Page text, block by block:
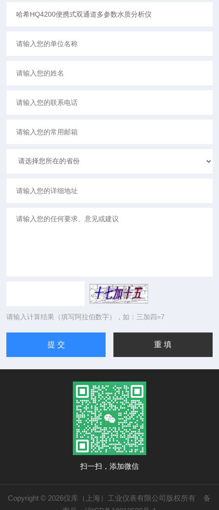
请输入计算结果（填写阿拉伯数字），如：三加四=7
扫一扫，添加微信
Copyright © 2026仪库（上海）工业仪表有限公司版权所有 备